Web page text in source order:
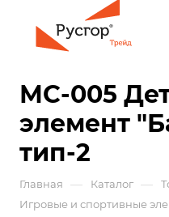
МС-005
элемент
тип-2
Главная — Каталог —
Игровые и спортивные